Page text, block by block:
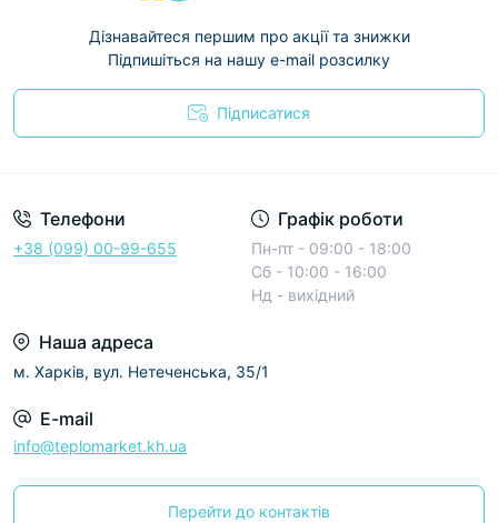
Дізнавайтеся першим про акції та знижки
Підпишіться на нашу e-mail розсилку
Підписатися
Телефони
+38 (099) 00-99-655
Графік роботи
Пн-пт - 09:00 - 18:00
Сб - 10:00 - 16:00
Нд - вихідний
Наша адреса
м. Харків, вул. Нетеченська, 35/1
E-mail
info@teplomarket.kh.ua
Перейти до контактів